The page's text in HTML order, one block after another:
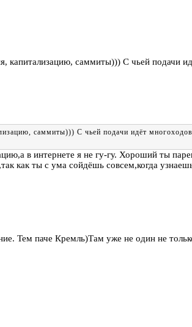
капитализацию, саммиты))) С чьей подачи
саммиты))) С чьей подачи идёт
в интернете я не гу-гу. Хороший ты
как ты с ума сойдёшь совсем,когда
Тем паче Кремль)Там уже не один не